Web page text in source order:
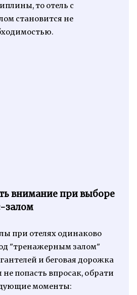
то отель с
становится не
внимание при выборе
залом
при отелях одинаково
"тренажерным залом"
и беговая дорожка
попасть впросак, обрати
моменты: